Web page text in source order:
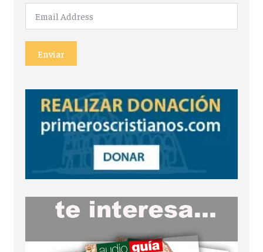
Enviar